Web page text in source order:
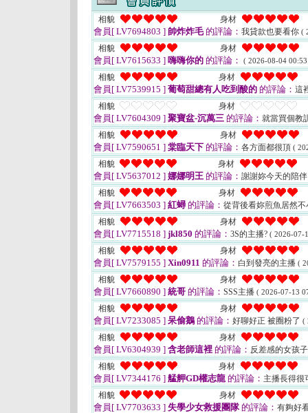
相貌 身材
會員[ LV7694803 ] 帥炸炸毛的評論： 我貸款也要看你 (
相貌 身材
會員[ LV7615633 ] 嗨嗨你的 的評論： ( 2026-08-04
相貌 身材
會員[ LV7539915 ] 葡萄甜總有人吃到酸的 的評論： 這
相貌
身材
會員[ LV7604309 ] 聚寶盆-沉萬三 的評論： 就當買個教
相貌
身材
會員[ LV7590651 ] 棠臨天下 的評論： 各方面都很頂 (
相貌 身材
會員[ LV5637012 ] 娜娜明王 的評論： 謝謝妳今天的陪
相貌
身材
會員[ LV7663503 ] 紅蟳 的評論： 從背後看妳煎魚居然
相貌
身材
會員[ LV7715518 ] jkl850 的評論： 3S的主播? ( 2026-07-
相貌 身材
會員[ LV7579155 ] Xin0911 的評論： 白到發亮的主播 (
相貌 身材
會員[ LV7660890 ] 統哥 的評論： SSS主播 ( 2026-07-13
相貌 身材
會員[ LV7233085 ] 呆偷鵝 的評論： 好聊好正 被圈粉了 (
相貌 身材
會員[ LV6304939 ] 含老師這裡 的評論： 反差感的女孩
相貌
身材
會員[ LV7344176 ] 艋舺GD權志龍 的評論： 主播長得很
相貌
身材
會員[ LV7703633 ] 失學少女救援團隊的評論： 有夠好